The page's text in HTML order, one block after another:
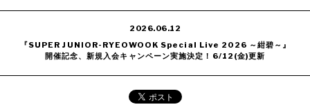
2026.06.12
『SUPER JUNIOR-RYEOWOOK Special Live 2026 ～紺碧～』
開催記念、新規入会キャンペーン実施決定！6/12(金)更新